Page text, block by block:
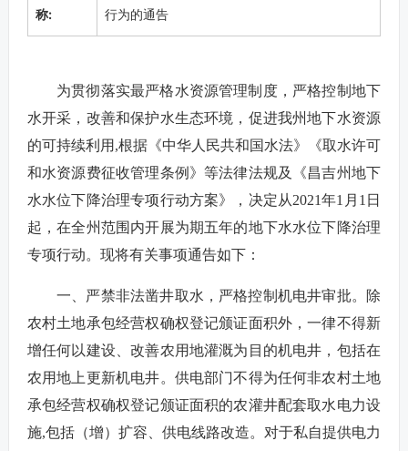
称:
行为的通告
为贯彻落实最严格水资源管理制度，严格控制地下
水开采，改善和保护水生态环境，促进我州地下水资源
的可持续利用,根据《中华人民共和国水法》《取水许可
和水资源费征收管理条例》等法律法规及《昌吉州地下
水水位下降治理专项行动方案》，决定从2021年1月1日
起，在全州范围内开展为期五年的地下水水位下降治理
专项行动。现将有关事项通告如下：
一、严禁非法凿井取水，严格控制机电井审批。除
农村土地承包经营权确权登记颁证面积外，一律不得新
增任何以建设、改善农用地灌溉为目的机电井，包括在
农用地上更新机电井。供电部门不得为任何非农村土地
承包经营权确权登记颁证面积的农灌井配套取水电力设
施,包括（增）扩容、供电线路改造。对于私自提供电力